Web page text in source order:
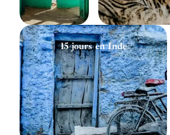
15 jours en Inde